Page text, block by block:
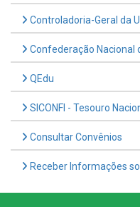
Controladoria-Geral da
Confederação Nacional
QEdu
SICONFI - Tesouro
Consultar Convênios
Receber Informações